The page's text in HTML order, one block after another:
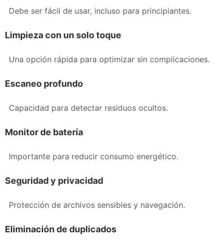
Debe ser fácil de usar, incluso para principiantes.
Limpieza con un solo toque
Una opción rápida para optimizar sin complicaciones.
Escaneo profundo
Capacidad para detectar residuos ocultos.
Monitor de batería
Importante para reducir consumo energético.
Seguridad y privacidad
Protección de archivos sensibles y navegación.
Eliminación de duplicados